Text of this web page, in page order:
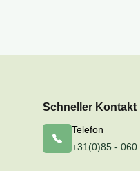
Schneller Kontakt
Telefon
+31(0)85 - 060